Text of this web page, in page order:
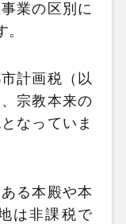
業の区別に
計画税（以
宗教本来の
なっていま
る本殿や本
は非課税で